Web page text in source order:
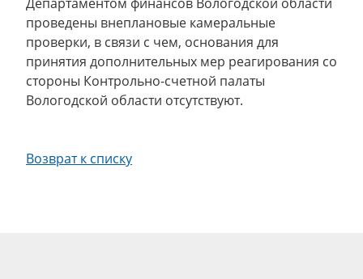
проведены внеплановые камеральные
проверки, в связи с чем, основания для
принятия дополнительных мер реагирования со
стороны Контрольно-счетной палаты
Вологодской области отсутствуют.
Возврат к списку